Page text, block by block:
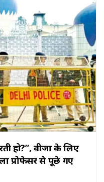
हो?”, वीजा के लिए
प्रोफेसर से पूछे गए